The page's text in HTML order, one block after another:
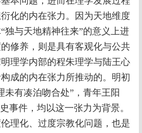
化的内在张力。因为天地维度
独与天地精神往来”的意义上进
修养，则是具有客观化与公共
理学内部的程朱理学与陆王心
成的内在张力所推动的。明初
未有凑泊吻合处”，青年王阳
事件，均以这一张力为背景。
理化、过度宗教化问题，也是